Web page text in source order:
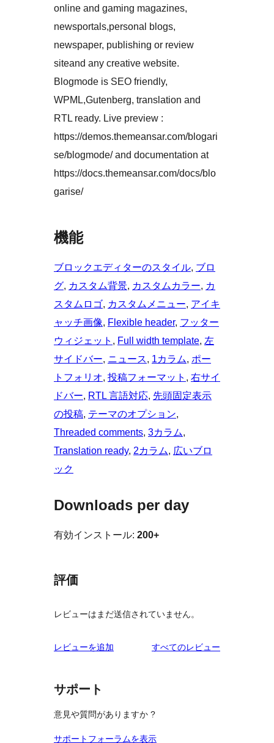
online and gaming magazines,
newsportals,personal blogs,
newspaper, publishing or review
siteand any creative website.
Blogmode is SEO friendly,
WPML,Gutenberg, translation and
RTL ready. Live preview :
https://demos.themeansar.com/blogari
se/blogmode/ and documentation at
https://docs.themeansar.com/docs/blo
garise/
機能
ブロックエディターのスタイル, ブロ
グ, カスタム背景, カスタムカラー, カ
スタムロゴ, カスタムメニュー, アイキ
ャッチ画像, Flexible header, フッター
ウィジェット , Full width template, 左
サイドバー, ニュース, 1カラム, ポー
トフォリオ, 投稿フォーマット , 右サイ
ドバー, RTL 言語対応, 先頭固定表示
の投稿, テーマのオプション
Threaded comments, 3カラム
Translation ready, 2カラム, 広いブロ
ック
Downloads per day
有効インストール: 200+
評価
レビューはまだ送信されていません。
レビューを追加 すべてのレビュー
サポート
意見や質問がありますか ?
サポートフォーラムを表示